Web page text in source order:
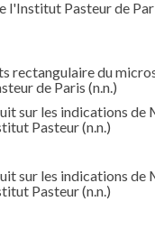
l'Institut Pasteur de
rectangulaire du
de Paris (n.n.)
sur les indications de
Pasteur(n.n.)
sur les indications de
Pasteur(n.n.)